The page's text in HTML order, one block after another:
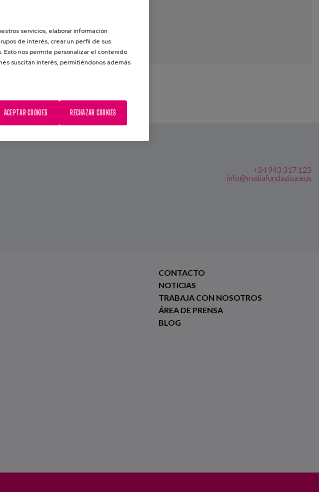
+34 943 317 123
info@matiafundazioa.eus
CONTACTO
NOTICIAS
TRABAJA CON NOSOTROS
ÁREA DE PRENSA
BLOG
servicios, elaborar información
de interés, crear un perfil de sus
Esto nos permite personalizar el contenido
suscitan interés, permitiéndonos además
RECHAZAR COOKIES
ACEPTAR COOKIES